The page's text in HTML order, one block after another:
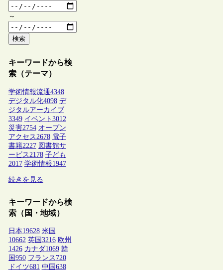
～
検索
キーワードから検
索（テーマ）
学術情報流通4348
デジタル化4098 デ
ジタルアーカイブ
3349 イベント 3012
災害2754 オープン
アクセス 2678 電子
書籍2227 図書館サ
ービス 2178 子ども
2017 学術情報1947
続きを見る
キーワードから検
索（国・地域）
日本19628 米国
10662 英国 3216 欧州
1426 カナダ1069 韓
国 950 フランス 720
ドイツ681 中国 638